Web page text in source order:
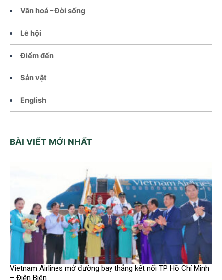
Văn hoá – Đời sống
Lễ hội
Điểm đến
Sản vật
English
BÀI VIẾT MỚI NHẤT
Vietnam Airlines mở đường bay thẳng kết nối TP. Hồ Chí Minh
– Điện Biên